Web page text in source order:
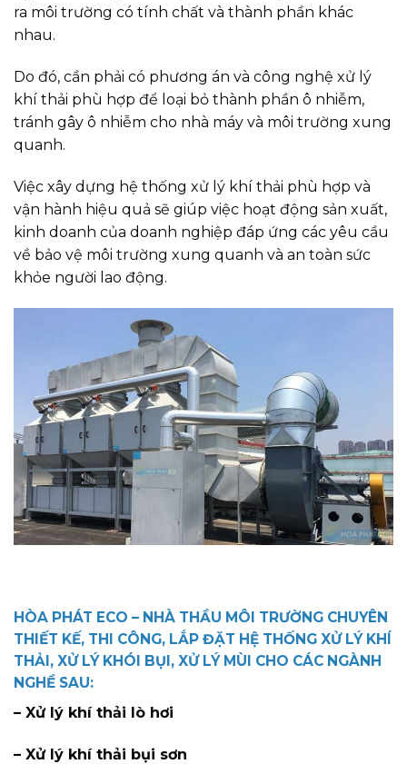
ra môi trường có tính chất và thành phần khác
nhau.
Do đó, cần phải có phương án và công nghệ xử lý
khí thải phù hợp để loại bỏ thành phần ô nhiễm,
tránh gây ô nhiễm cho nhà máy và môi trường xung
quanh.
Việc xây dựng hệ thống xử lý khí thải phù hợp và
vận hành hiệu quả sẽ giúp việc hoạt động sản xuất,
kinh doanh của doanh nghiệp đáp ứng các yêu cầu
về bảo vệ môi trường xung quanh và an toàn sức
khỏe người lao động.
HÒA PHÁT ECO – NHÀ THẦU MÔI TRƯỜNG CHUYÊN
THIẾT KẾ, THI CÔNG, LẮP ĐẶT HỆ THỐNG XỬ LÝ KHÍ
THẢI, XỬ LÝ KHÓI BỤI, XỬ LÝ MÙI CHO CÁC NGÀNH
NGHỀ SAU:
– Xử lý khí thải lò hơi
– Xử lý khí thải bụi sơn